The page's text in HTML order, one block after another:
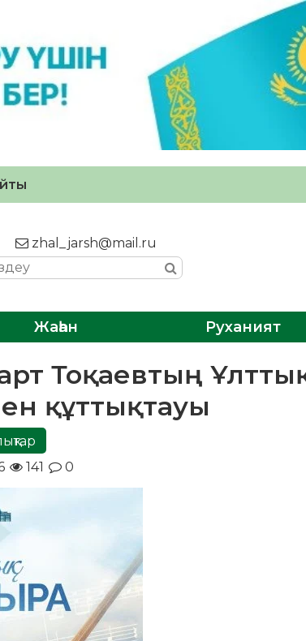
zhal_jarsh@mail.ru
Жаһан Руханият
Тоқаевтың
құттықтауы
141 0